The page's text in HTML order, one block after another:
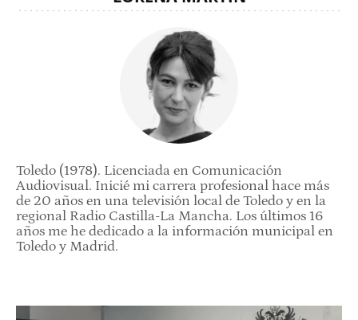
Toledo (1978). Licenciada en Comunicación
Audiovisual. Inicié mi carrera profesional hace más
de 20 años en una televisión local de Toledo y en la
regional Radio Castilla-La Mancha. Los últimos 16
años me he dedicado a la información municipal en
Toledo y Madrid.